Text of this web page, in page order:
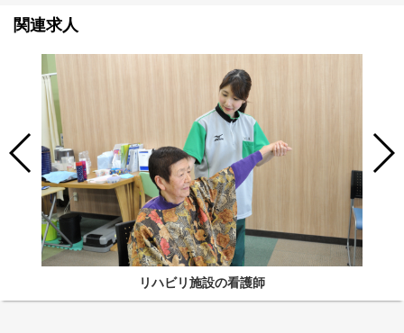
関連求人
リハビリ施設の看護師